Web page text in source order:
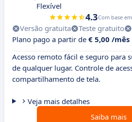
Flexível
4.3Com base em
Versão gratuita Teste gratuito
Plano pago a partir de € 5,00 /mês
Acesso remoto fácil e seguro para
de qualquer lugar. Controle de
compartilhamento de tela.
Veja mais detalhes
Saiba mais